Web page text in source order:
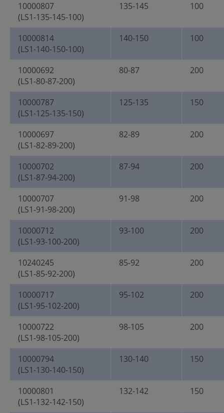
10000807
(LS1-135-145-100)
135-145 100
10000814
(LS1-140-150-100)
140-150 100
10000692
(LS1-80-87-200)
80-87 200
10000787
(LS1-125-135-150)
125-135 150
10000697
(LS1-82-89-200)
82-89 200
10000702
(LS1-87-94-200)
87-94 200
10000707
(LS1-91-98-200)
91-98 200
10000712
(LS1-93-100-200)
93-100 200
10240245
(LS1-85-92-200)
85-92 200
10000717
(LS1-95-102-200)
95-102 200
10000722
(LS1-98-105-200)
98-105 200
10000794
(LS1-130-140-150)
130-140 150
10000801
(LS1-132-142-150)
132-142 150